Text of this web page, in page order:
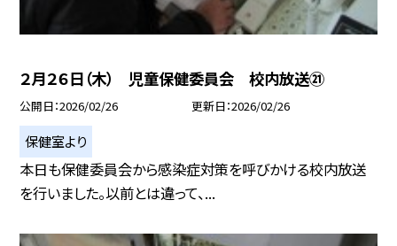
２月２６日（木） 児童保健委員会 校内放送㉑
公開日 2026/02/26 更新日 2026/02/26
保健室より
本日も保健委員会から感染症対策を呼びかける校内放送
を行いました。以前とは違って、...